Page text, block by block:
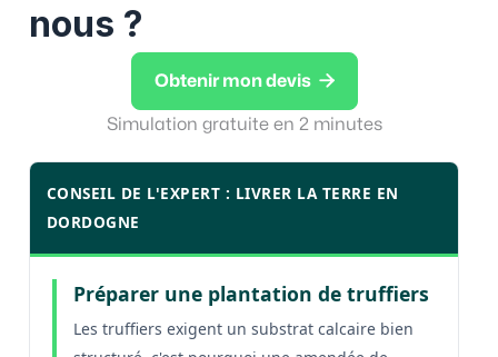
nous ?
Obtenir mon devis 
Simulation gratuite en 2 minutes
CONSEIL DE L'EXPERT : LIVRER LA TERRE EN
DORDOGNE
Préparer une plantation de truffiers
Les truffiers exigent un substrat calcaire bien